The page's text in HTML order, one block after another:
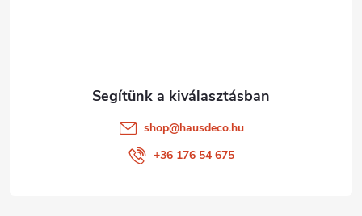
shop@hausdeco.hu
+36 176 54 675